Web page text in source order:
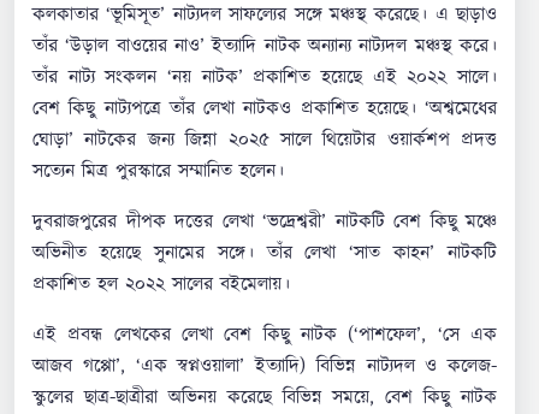
কলকাতার ‘ভূমিসূত’ নাট্যদল সাফল্যের সঙ্গে মঞ্চস্থ করেছে। এ ছাড়াও
তাঁর ‘উড়াল বাওয়ের নাও’ ইত্যাদি নাটক অন্যান্য নাট্যদল মঞ্চস্থ করে।
তাঁর নাট্য সংকলন ‘নয় নাটক’ প্রকাশিত হয়েছে এই ২০২২ সালে।
বেশ কিছু নাট্যপত্রে তাঁর লেখা নাটকও প্রকাশিত হয়েছে। ‘অশ্বমেধের
ঘোড়া’ নাটকের জন্য জিন্না ২০২৫ সালে থিয়েটার ওয়ার্কশপ প্রদত্ত
সত্যেন মিত্র পুরস্কারে সম্মানিত হলেন।
দুবরাজপুরের দীপক দত্তের লেখা ‘ভদ্রেশ্বরী’ নাটকটি বেশ কিছু মঞ্চে
অভিনীত হয়েছে সুনামের সঙ্গে। তাঁর লেখা ‘সাত কাহন’ নাটকটি
প্রকাশিত হল ২০২২ সালের বইমেলায়।
এই প্রবন্ধ লেখকের লেখা বেশ কিছু নাটক (‘পাশফেল’, ‘সে এক
আজব গপ্পো’, ‘এক স্বপ্নওয়ালা’ ইত্যাদি) বিভিন্ন নাট্যদল ও কলেজ-
স্কুলের ছাত্র-ছাত্রীরা অভিনয় করেছে বিভিন্ন সময়ে, বেশ কিছু নাটক